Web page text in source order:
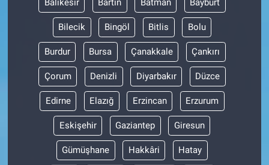
Balıkesir Bartın Batman Bayburt
Bilecik Bingöl Bitlis Bolu
Burdur Bursa Çanakkale Çankırı
Çorum Denizli Diyarbakır Düzce
Edirne Elazığ Erzincan Erzurum
Eskişehir Gaziantep Giresun
Gümüşhane Hakkâri Hatay